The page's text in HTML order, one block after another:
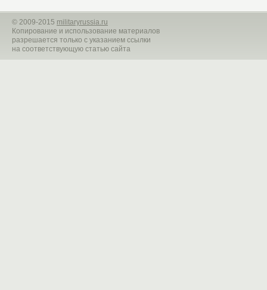
© 2009-2015 militaryrussia.ru
Копирование и использование материалов
разрешается только с указанием ссылки
на соответствующую статью сайта